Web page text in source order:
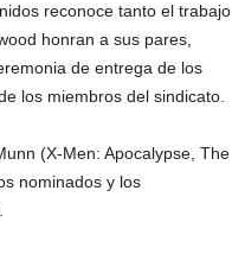
reconoce tanto el trabajo
honran a sus pares,
de entrega de los
los miembros del sindicato.
(X-Men: Apocalypse, The
nominados y los